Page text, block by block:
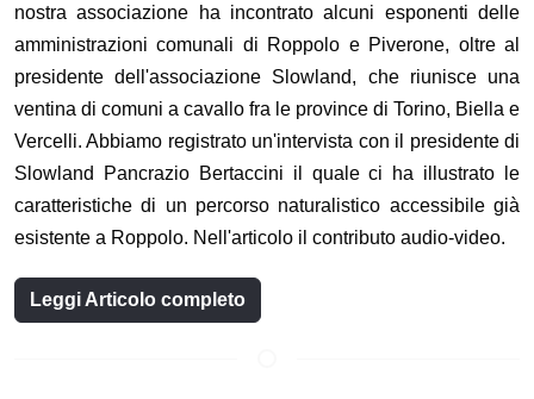
nostra associazione ha incontrato alcuni esponenti delle
amministrazioni comunali di Roppolo e Piverone, oltre al
presidente dell'associazione Slowland, che riunisce una
ventina di comuni a cavallo fra le province di Torino, Biella e
Vercelli. Abbiamo registrato un'intervista con il presidente di
Slowland Pancrazio Bertaccini il quale ci ha illustrato le
caratteristiche di un percorso naturalistico accessibile già
esistente a Roppolo. Nell'articolo il contributo audio-video.
Leggi Articolo completo